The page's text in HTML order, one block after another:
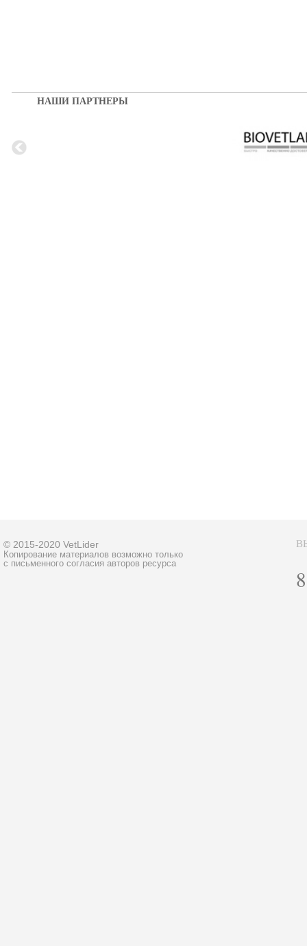
НАШИ ПАРТНЕРЫ
© 2015-2020 VetLider
Копирование материалов возможно только
с письменного согласия авторов ресурса